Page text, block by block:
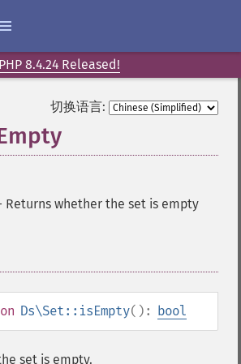
PHP 8.4.24 Released!
切换语言:
Returns whether the set is empty
Ds\Set::isEmpty(): bool
set is empty.